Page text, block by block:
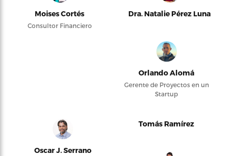
Moises Cortés
Consultor Financiero
Dra. Natalie Pérez Luna
Orlando Alomá
Gerente de Proyectos en un
Startup
Oscar J. Serrano
Tomás Ramírez